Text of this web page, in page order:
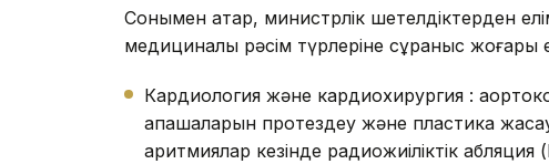
Сонымен қатар, министрлік шетелдіктерден
медициналық рәсім түрлеріне сұраныс жоғары
Кардиология және кардиохирургия :
қақпақшаларын протездеу және пластика
аритмиялар кезінде радиожиіліктік